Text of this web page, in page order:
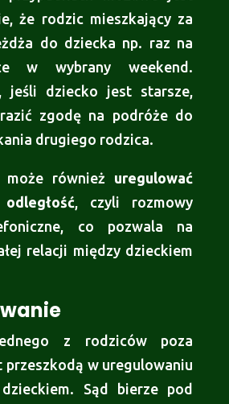
że rodzic mieszkający za
do dziecka np. raz na
w wybrany weekend.
jeśli dziecko jest starsze,
zgodę na podróże do
drugiego rodzica.
może również uregulować
, czyli rozmowy
co pozwala na
relacji między dzieckiem
z rodziców poza
przeszkodą w uregulowaniu
Sąd bierze pod